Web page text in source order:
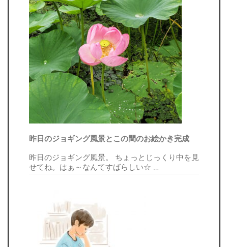
昨日のジョギング風景とこの間のお絵かき完成
昨日のジョギング風景。 ちょっとじっくり中を見
せてね。はぁ～なんてすばらしい☆